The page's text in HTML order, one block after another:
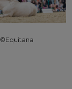
©Equitana